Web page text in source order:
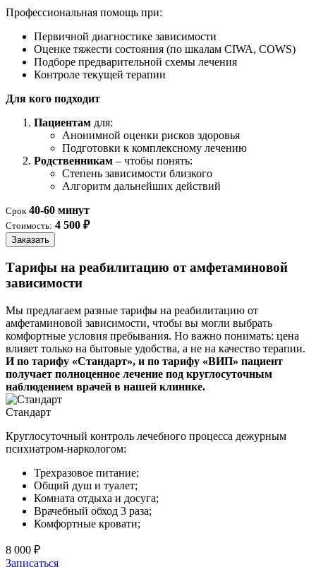
Профессиональная помощь при:
Первичной диагностике зависимости
Оценке тяжести состояния (по шкалам CIWA, COWS)
Подборе предварительной схемы лечения
Контроле текущей терапии
Для кого подходит
Пациентам для:
Анонимной оценки рисков здоровья
Подготовки к комплексному лечению
Родственникам – чтобы понять:
Степень зависимости близкого
Алгоритм дальнейших действий
Срок 40-60 минут
Стоимость: 4 500 ₽
Заказать
Тарифы на реабилитацию от амфетаминовой
зависимости
Мы предлагаем разные тарифы на реабилитацию от
амфетаминовой зависимости, чтобы вы могли выбрать
комфортные условия пребывания. Но важно понимать: цена
влияет только на бытовые удобства, а не на качество терапии.
И по тарифу «Стандарт», и по тарифу «ВИП» пациент
получает полноценное лечение под круглосуточным
наблюдением врачей в нашей клинике.
Стандарт
Круглосуточный контроль лечебного процесса дежурным
психиатром-наркологом:
Трехразовое питание;
Общий душ и туалет;
Комната отдыха и досуга;
Врачебный обход 3 раза;
Комфортные кровати;
8 000 ₽
Записаться